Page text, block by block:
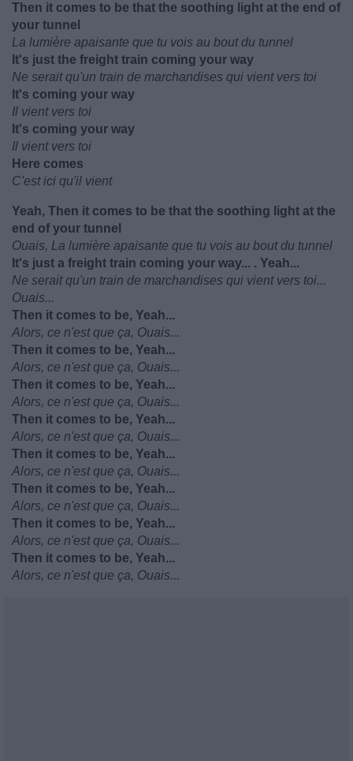
Then it comes to be that the soothing light at the end of
your tunnel
La lumière apaisante que tu vois au bout du tunnel
It's just the freight train coming your way
Ne serait qu'un train de marchandises qui vient vers toi
It's coming your way
Il vient vers toi
It's coming your way
Il vient vers toi
Here comes
C'est ici qu'il vient
Yeah, Then it comes to be that the soothing light at the
end of your tunnel
Ouais, La lumière apaisante que tu vois au bout du tunnel
It's just a freight train coming your way... . Yeah...
Ne serait qu'un train de marchandises qui vient vers toi...
Ouais...
Then it comes to be, Yeah...
Alors, ce n'est que ça, Ouais...
Then it comes to be, Yeah...
Alors, ce n'est que ça, Ouais...
Then it comes to be, Yeah...
Alors, ce n'est que ça, Ouais...
Then it comes to be, Yeah...
Alors, ce n'est que ça, Ouais...
Then it comes to be, Yeah...
Alors, ce n'est que ça, Ouais...
Then it comes to be, Yeah...
Alors, ce n'est que ça, Ouais...
Then it comes to be, Yeah...
Alors, ce n'est que ça, Ouais...
Then it comes to be, Yeah...
Alors, ce n'est que ça, Ouais...